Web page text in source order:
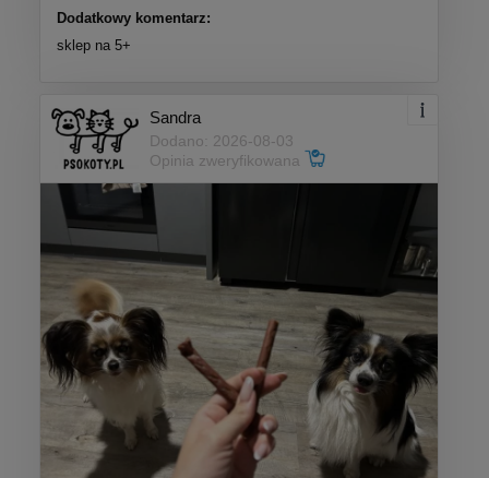
Dodatkowy komentarz:
sklep na 5+
Sandra
Dodano: 2026-08-03
Opinia zweryfikowana